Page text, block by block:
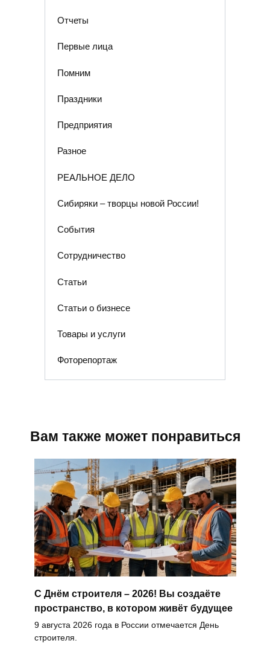
Отчеты
Первые лица
Помним
Праздники
Предприятия
Разное
РЕАЛЬНОЕ ДЕЛО
Сибиряки – творцы новой России!
События
Сотрудничество
Статьи
Статьи о бизнесе
Товары и услуги
Фоторепортаж
Вам также может понравиться
С Днём строителя – 2026! Вы создаёте
пространство, в котором живёт будущее
9 августа 2026 года в России отмечается День
строителя.